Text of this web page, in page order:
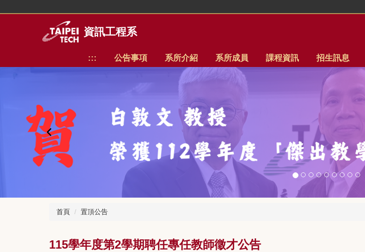
區
資訊工程系
::: 公告事項 系所介紹 系所成員 課程資訊 招生訊息
首頁 置頂公告
115學年度第2學期聘任專任教師徵才公告